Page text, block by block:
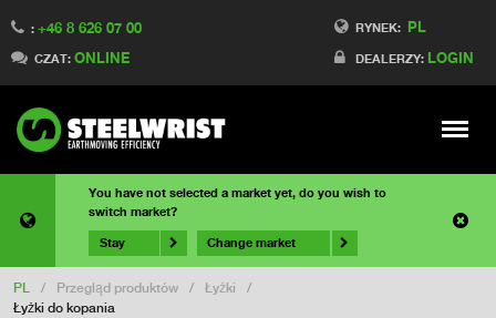
RYNEK: PL
DEALERZY: LOGIN
: +46 8 626 07 00
CZAT: ONLINE
Meny
You have not selected a market yet, do you wish to
switch market?
Stay Change market
PL / Przegląd produktów / Łyżki
/
Łyżki do kopania